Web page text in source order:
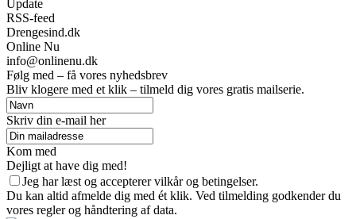
Update
RSS-feed
Drengesind.dk
Online Nu
info@onlinenu.dk
Følg med – få vores nyhedsbrev
Bliv klogere med et klik – tilmeld dig vores gratis mailserie.
Skriv din e-mail her
Kom med
Dejligt at have dig med!
Jeg har læst og accepterer vilkår og betingelser.
Du kan altid afmelde dig med ét klik. Ved tilmelding godkender du
vores regler og håndtering af data.